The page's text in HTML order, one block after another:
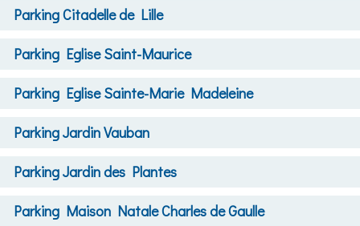
ParkingCitadelle de Lille
Parking Eglise Saint-Maurice
Parking Eglise Sainte-Marie Madeleine
ParkingJardin Vauban
ParkingJardin des Plantes
Parking Maison Natale Charles de Gaulle